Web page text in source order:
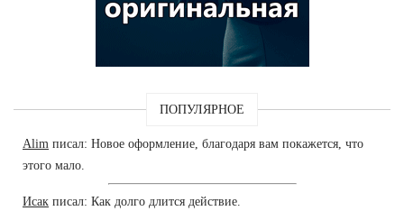
ПОПУЛЯРНОЕ
Alim писал: Новое оформление, благодаря вам покажется, что
этого мало.
Исак писал: Как долго длится действие.